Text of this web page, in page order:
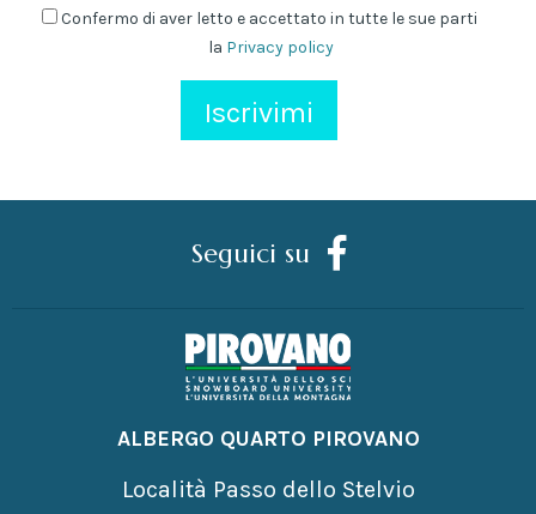
Newsletter
Confermo di aver letto e accettato in tutte le sue parti
la Privacy policy
Seguici su
ALBERGO QUARTO PIROVANO
Località Passo dello Stelvio